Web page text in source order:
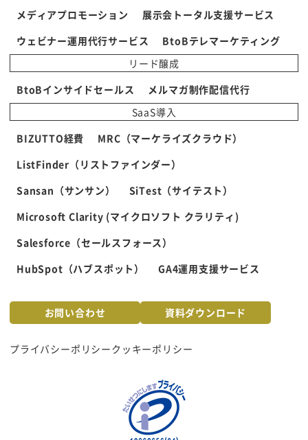
お問い合わせ 資料ダウンロード
プライバシーポリシークッキーポリシー
メディアプロモーション
展示会トータル支援サービス
ウェビナー運用代行サービス
BtoBテレマーケティング
リード醸成
BtoBインサイドセールス
メルマガ制作配信代行
SaaS導入
BIZUTTO経費
MRC（マーケライズクラウド）
ListFinder（リストファインダー）
Sansan（サンサン）
SiTest（サイテスト）
Microsoft Clarity (マイクロソフト クラリティ)
Salesforce（セールスフォース）
HubSpot（ハブスポット）
GA4運用支援サービス